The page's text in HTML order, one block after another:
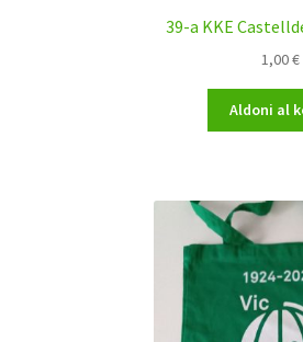
39-a KKE
1,00€
Aldoni al